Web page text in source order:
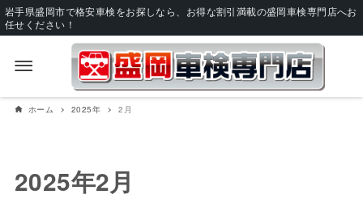
岩手県盛岡市で格安車検をお探しなら、お得な割引満載の盛岡車検専門店へお
任せください！
ホーム 2025年 2月
2025年2月